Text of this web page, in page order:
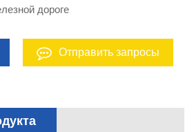
дороге
Отправить запросы